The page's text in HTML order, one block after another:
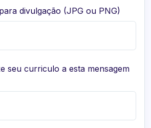
divulgação (JPG ou PNG)
seu curriculo a esta mensagem